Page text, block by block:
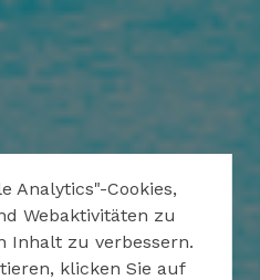
Analytics"-Cookies,
Webaktivitäten zu
Inhalt zu verbessern.
klicken Sie auf